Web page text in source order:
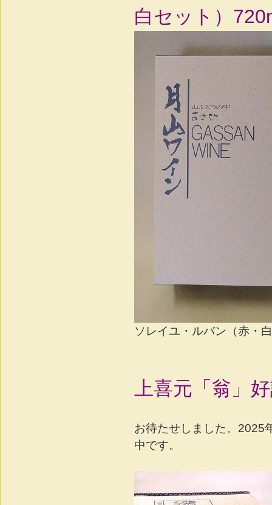
白セット）
ソレイユ・ルバン（赤・
上喜元「翁」
お待たせしました。2025
中です。